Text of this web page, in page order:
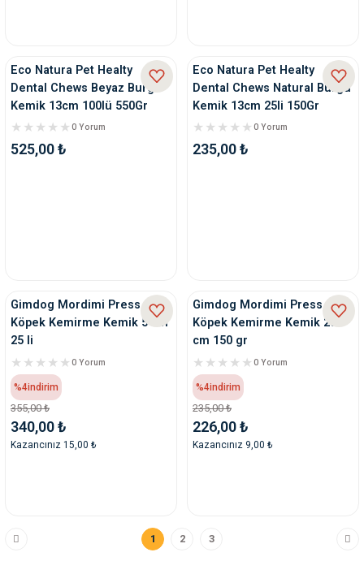
Eco Natura Pet Healty
Dental Chews Beyaz Burgu
Kemik 13cm 100lü 550Gr
0 Yorum
525,00 ₺
Eco Natura Pet Healty
Dental Chews Natural Burgu
Kemik 13cm 25li 150Gr
0 Yorum
235,00 ₺
Gimdog Mordimi Press
Köpek Kemirme Kemik 5 cm
25 li
0 Yorum
%4indirim
355,00 ₺
340,00 ₺
Kazancınız 15,00 ₺
Gimdog Mordimi Press
Köpek Kemirme Kemik 20
cm 150 gr
0 Yorum
%4indirim
235,00 ₺
226,00 ₺
Kazancınız 9,00 ₺
1 2 3